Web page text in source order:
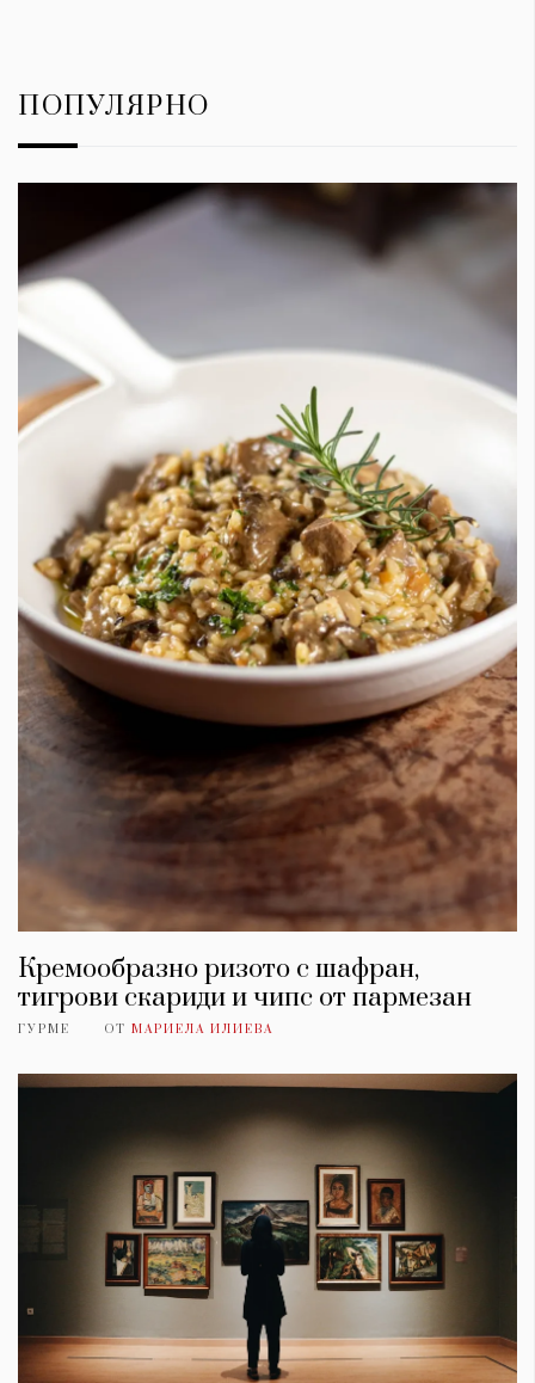
ПОПУЛЯРНО
Кремообразно ризото с шафран,
тигрови скариди и чипс от пармезан
ГУРМЕ ОТ МАРИЕЛА ИЛИЕВА